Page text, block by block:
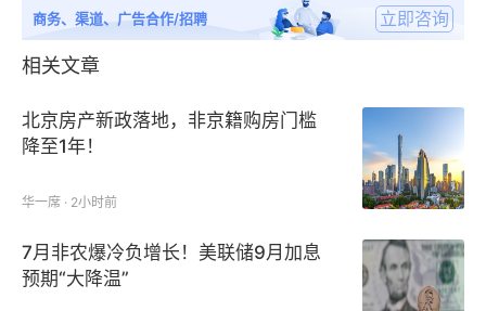
商务、渠道、广告合作/招聘 立即咨询
相关文章
北京房产新政落地，非京籍购房门槛
降至1年！
华一席 · 2小时前
7月非农爆冷负增长！美联储9月加息
预期“大降温”